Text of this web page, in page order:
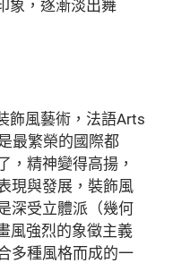
象，逐漸淡出舞
飾風藝術，法語Arts
最繁榮的國際都
，精神變得高揚，
現與發展，裝飾風
深受立體派（幾何
風強烈的象徵主義
多種風格而成的一